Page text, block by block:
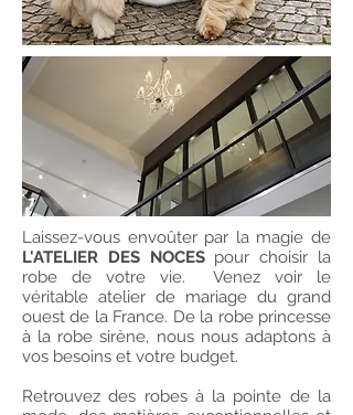
Laissez-vous envoûter par la magie de
L'ATELIER DES NOCES pour choisir la
robe de votre vie. Venez voir le
véritable atelier de mariage du grand
ouest de la France. De la robe princesse
à la robe sirène, nous nous adaptons à
vos besoins et votre budget.
Retrouvez des robes à la pointe de la